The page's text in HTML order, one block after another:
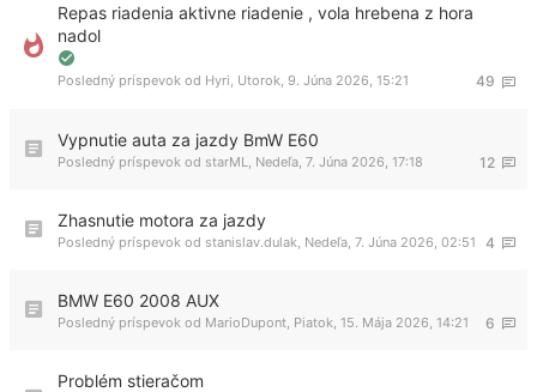
Repas riadenia aktivne riadenie , vola hrebena z hora
nadol
49
Posledný príspevok od Hyri, Utorok, 9. Júna 2026, 15:21
Vypnutie auta za jazdy BmW E60
12
Posledný príspevok od starML Nedeľa, 7. Júna 2026, 17:18
Zhasnutie motora za jazdy
4
Posledný príspevok od stanislav.dulak Nedeľa, 7. Júna 2026, 02:51
BMW E60 2008 AUX
6
Posledný príspevok od MarioDupont Piatok, 15. Mája 2026, 14:21
Problém stieračom